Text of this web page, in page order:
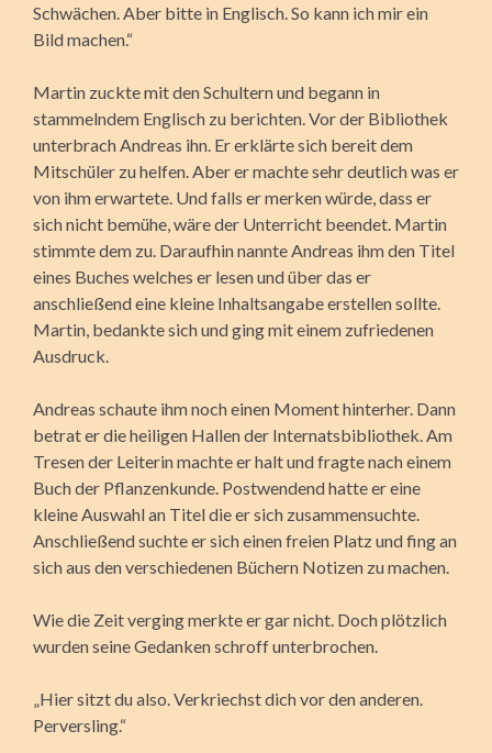
Schwächen. Aber bitte in Englisch. So kann ich mir ein
Bild machen.“
Martin zuckte mit den Schultern und begann in
stammelndem Englisch zu berichten. Vor der Bibliothek
unterbrach Andreas ihn. Er erklärte sich bereit dem
Mitschüler zu helfen. Aber er machte sehr deutlich was er
von ihm erwartete. Und falls er merken würde, dass er
sich nicht bemühe, wäre der Unterricht beendet. Martin
stimmte dem zu. Daraufhin nannte Andreas ihm den Titel
eines Buches welches er lesen und über das er
anschließend eine kleine Inhaltsangabe erstellen sollte.
Martin, bedankte sich und ging mit einem zufriedenen
Ausdruck.
Andreas schaute ihm noch einen Moment hinterher. Dann
betrat er die heiligen Hallen der Internatsbibliothek. Am
Tresen der Leiterin machte er halt und fragte nach einem
Buch der Pflanzenkunde. Postwendend hatte er eine
kleine Auswahl an Titel die er sich zusammensuchte.
Anschließend suchte er sich einen freien Platz und fing an
sich aus den verschiedenen Büchern Notizen zu machen.
Wie die Zeit verging merkte er gar nicht. Doch plötzlich
wurden seine Gedanken schroff unterbrochen.
„Hier sitzt du also. Verkriechst dich vor den anderen.
Perversling.“